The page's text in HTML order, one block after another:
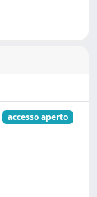
accesso aperto